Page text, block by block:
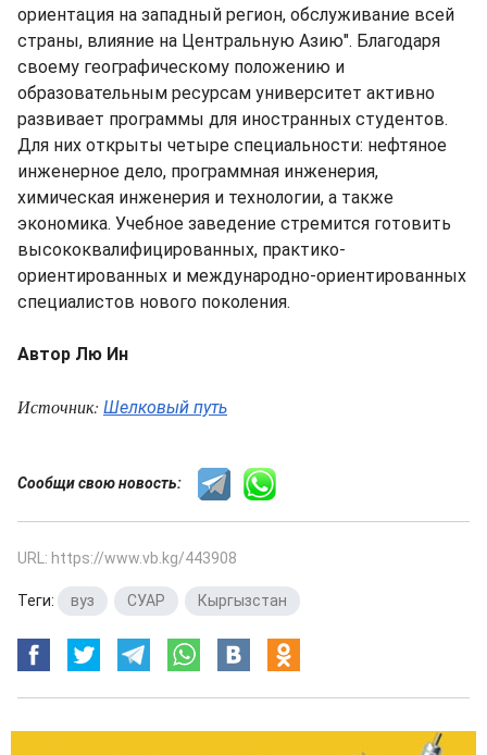
ориентация на западный регион, обслуживание всей
страны, влияние на Центральную Азию". Благодаря
своему географическому положению и
образовательным ресурсам университет активно
развивает программы для иностранных студентов.
Для них открыты четыре специальности: нефтяное
инженерное дело, программная инженерия,
химическая инженерия и технологии, а также
экономика. Учебное заведение стремится готовить
высококвалифицированных, практико-
ориентированных и международно-ориентированных
специалистов нового поколения.
Автор Лю Ин
Источник: Шелковый путь
Сообщи свою новость:
URL: https://www.vb.kg/443908
Теги: вуз СУАР Кыргызстан